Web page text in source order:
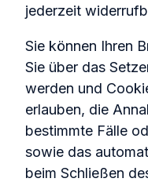
jederzeit
Sie können Ihren
Sie über das
werden und
erlauben, die
bestimmte Fälle
sowie das
beim Schließen